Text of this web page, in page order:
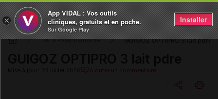
DM & Parapharmacie GUIGOZ OPTIPRO 3 lait pdre
Ajouter un commentaire
×
App VIDAL : Vos outils
cliniques, gratuits et en poche.
Sur Google Play
Installer